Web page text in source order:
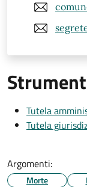
Tutela
Tutela
Argomenti:
Morte